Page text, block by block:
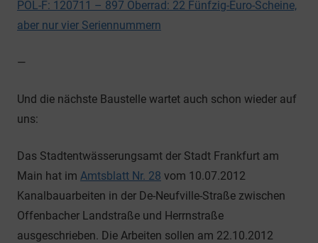
POL-F: 120711 – 897 Oberrad: 22 Fünfzig-Euro-Scheine,
aber nur vier Seriennummern
—
Und die nächste Baustelle wartet auch schon wieder auf
uns:
Das Stadtentwässerungsamt der Stadt Frankfurt am
Main hat im Amtsblatt Nr. 28 vom 10.07.2012
Kanalbauarbeiten in der De-Neufville-Straße zwischen
Offenbacher Landstraße und Herrnstraße
ausgeschrieben. Die Arbeiten sollen am 22.10.2012